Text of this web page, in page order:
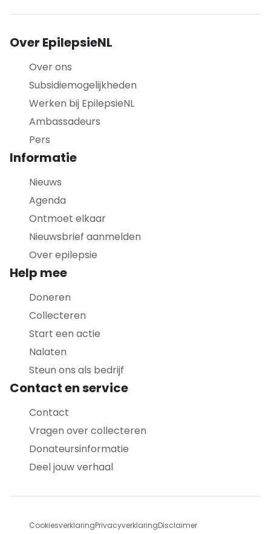
Over EpilepsieNL
Over ons
Subsidiemogelijkheden
Werken bij EpilepsieNL
Ambassadeurs
Pers
Informatie
Nieuws
Agenda
Ontmoet elkaar
Nieuwsbrief aanmelden
Over epilepsie
Help mee
Doneren
Collecteren
Start een actie
Nalaten
Steun ons als bedrijf
Contact en service
Contact
Vragen over collecteren
Donateursinformatie
Deel jouw verhaal
CookiesverklaringPrivacyverklaringDisclaimer